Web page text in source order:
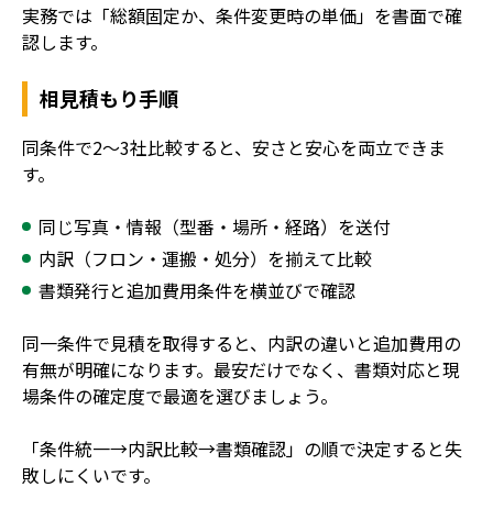
実務では「総額固定か、条件変更時の単価」を書面で確
認します。
相見積もり手順
同条件で2〜3社比較すると、安さと安心を両立できま
す。
同じ写真・情報（型番・場所・経路）を送付
内訳（フロン・運搬・処分）を揃えて比較
書類発行と追加費用条件を横並びで確認
同一条件で見積を取得すると、内訳の違いと追加費用の
有無が明確になります。最安だけでなく、書類対応と現
場条件の確定度で最適を選びましょう。
「条件統一→内訳比較→書類確認」の順で決定すると失
敗しにくいです。